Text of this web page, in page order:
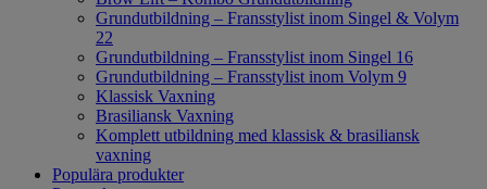
Grundutbildning – Fransstylist inom Singel & Volym
22
Grundutbildning – Fransstylist inom Singel 16
Grundutbildning – Fransstylist inom Volym 9
Klassisk Vaxning
Brasiliansk Vaxning
Komplett utbildning med klassisk & brasiliansk
vaxning
Populära produkter